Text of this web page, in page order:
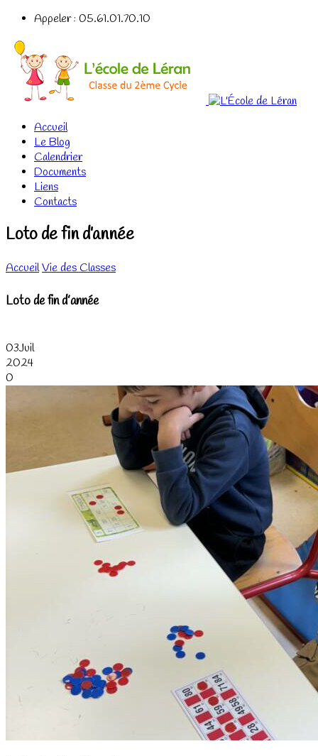
Appeler : 05.61.01.70.10
Accueil
Le Blog
Calendrier
Documents
Liens
Contacts
Loto de fin d’année
AccueilVie des Classes
Loto de fin d’année
03Juil
2024
0